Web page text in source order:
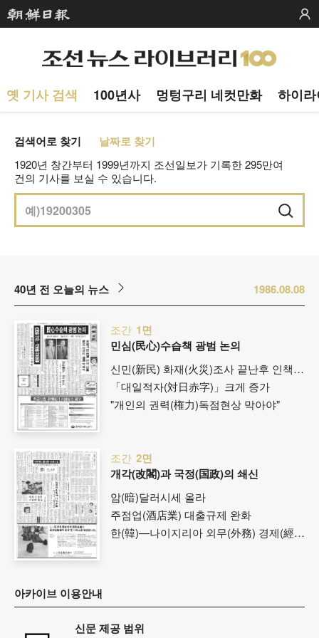
옛 기사 검색 100년사 멍텅구리 네컷만화 하이
검색어로 찾기 날짜로 찾기
1920년 창간부터 1999년까지 조선일보가 기록한 295만여
건의 기사를 보실 수 있습니다.
40년 전 오늘의 뉴스 1986.08.08
조간 1면
민심(民心)수습책 광범 논의
신민(新民) 화재(火災)조사 끝난후 인책(引責)요...
「대일적자(対日赤字)」크게 증가
"개인의 권력(権力)독점현상 막아야"
조간 2면
개각(改閣)과 국정(国政)의 쇄신
암(暗)달러시세 올라
주점업(酒店業) 대출규제 완화
한(韓)—나이지리아 외무(外務) 경제(經済)협력 ...
아카이브 이용안내
신문 제공 범위